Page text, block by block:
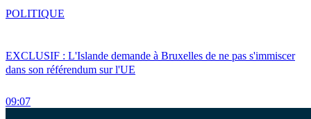
EXCLUSIF : L'Islande demande à Bruxelles de ne pas s'immiscer
dans son référendum sur l'UE
09:07
POLITIQUE